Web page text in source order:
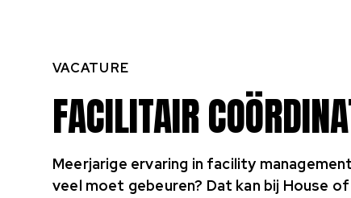
FACILITAIR
VACATURE
Meerjarige ervaring in facility
veel moet gebeuren? Dat kan bij House